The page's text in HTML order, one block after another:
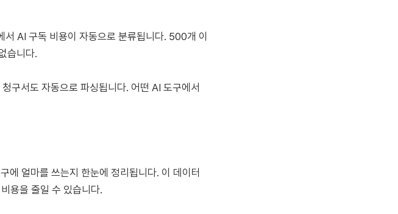
AI 구독 비용이 자동으로 분류됩니다. 500개 이
습니다.
구서도 자동으로 파싱됩니다. 어떤 AI 도구에서
에 얼마를 쓰는지 한눈에 정리됩니다. 이 데이터
용을 줄일 수 있습니다.